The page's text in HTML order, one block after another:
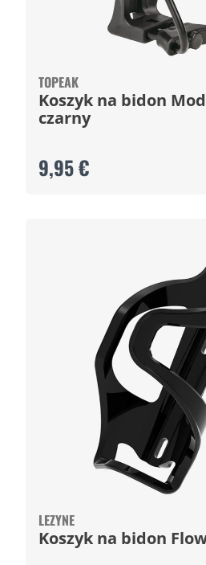
TOPEAK
Koszyk na bidon
czarny
9,95 €
LEZYNE
Koszyk na bidon